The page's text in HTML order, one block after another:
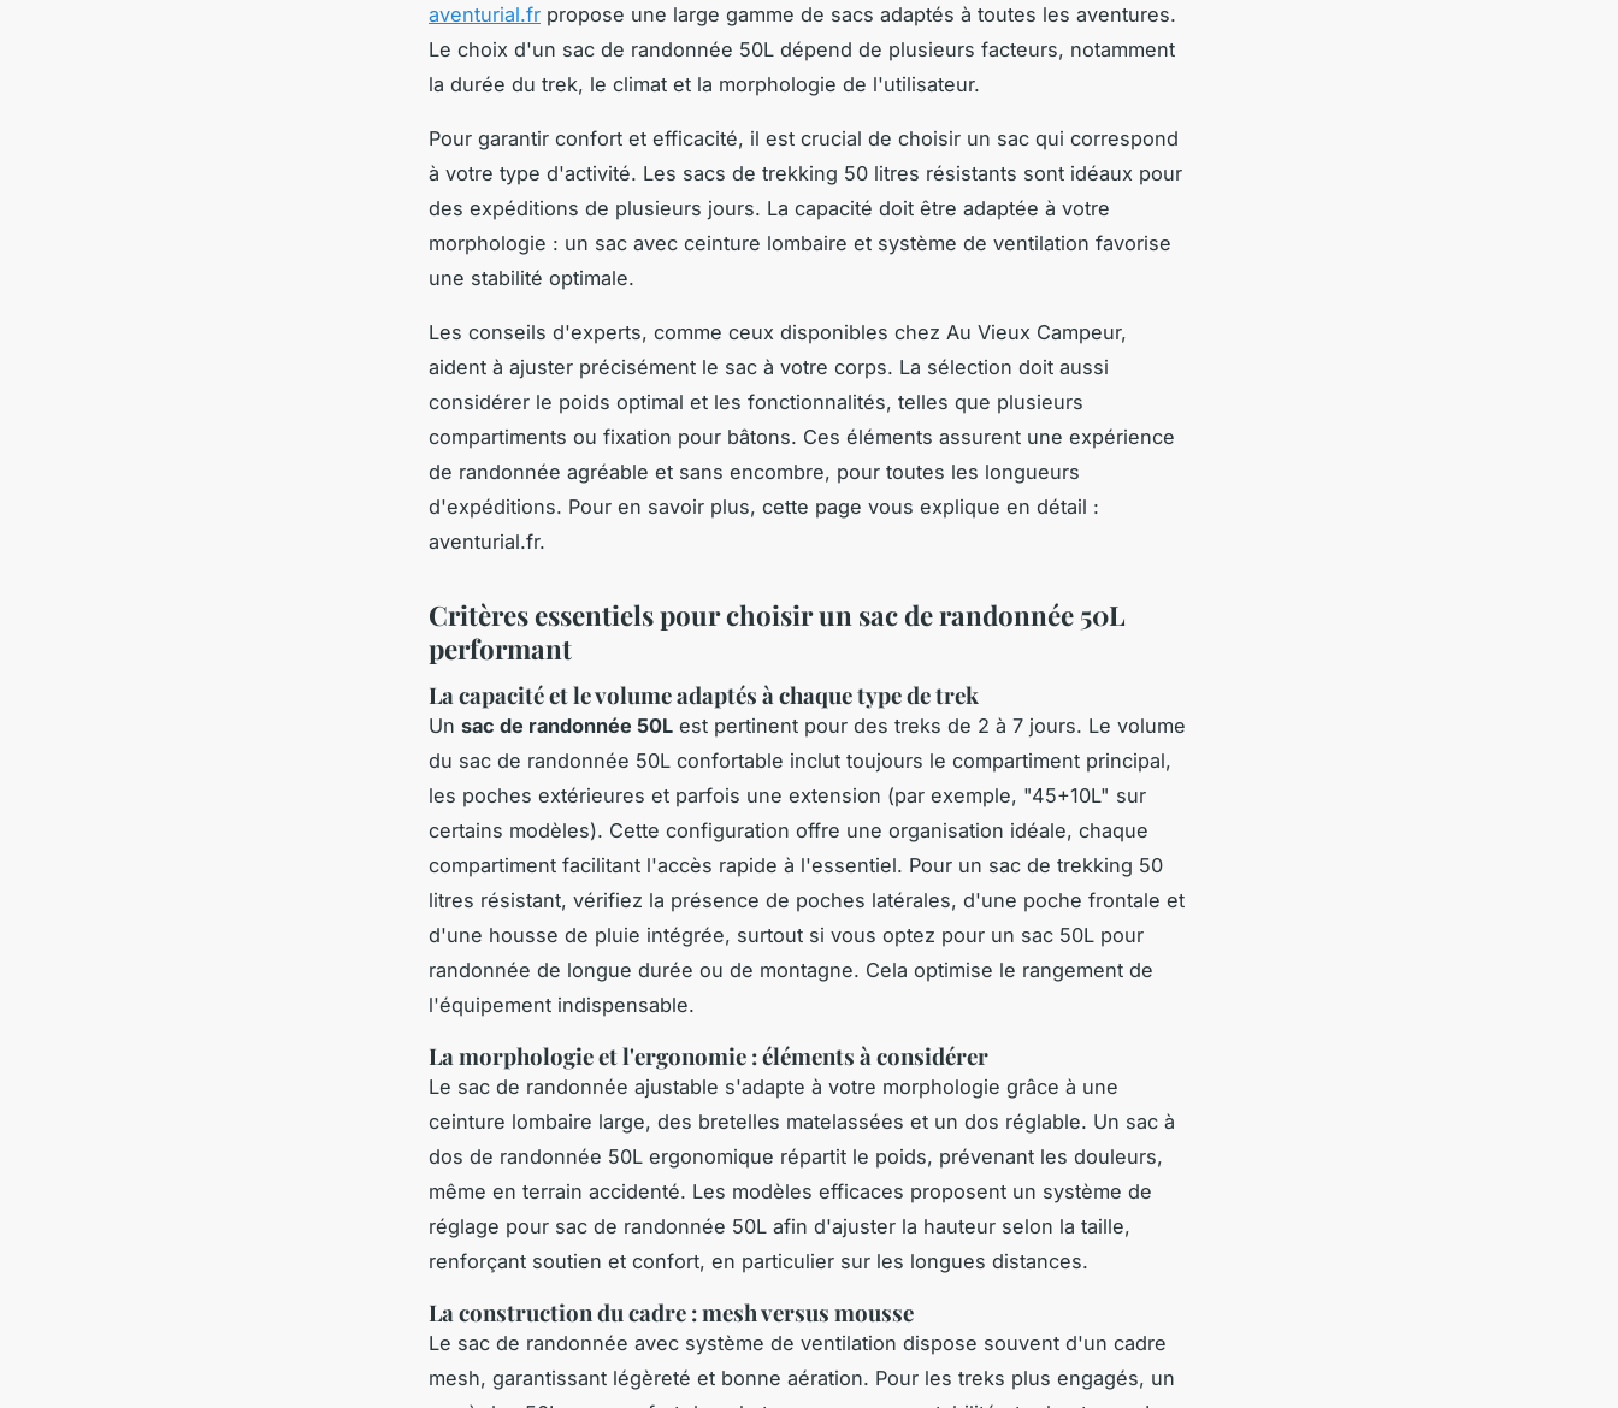
aventurial.fr propose une large gamme de sacs adaptés à toutes les aventures.
Le choix d'un sac de randonnée 50L dépend de plusieurs facteurs, notamment
la durée du trek, le climat et la morphologie de l'utilisateur.
Pour garantir confort et efficacité, il est crucial de choisir un sac qui correspond
à votre type d'activité. Les sacs de trekking 50 litres résistants sont idéaux pour
des expéditions de plusieurs jours. La capacité doit être adaptée à votre
morphologie : un sac avec ceinture lombaire et système de ventilation favorise
une stabilité optimale.
Les conseils d'experts, comme ceux disponibles chez Au Vieux Campeur,
aident à ajuster précisément le sac à votre corps. La sélection doit aussi
considérer le poids optimal et les fonctionnalités, telles que plusieurs
compartiments ou fixation pour bâtons. Ces éléments assurent une expérience
de randonnée agréable et sans encombre, pour toutes les longueurs
d'expéditions. Pour en savoir plus, cette page vous explique en détail :
aventurial.fr.
Critères essentiels pour choisir un sac de randonnée 50L
performant
La capacité et le volume adaptés à chaque type de trek
Un sac de randonnée 50L est pertinent pour des treks de 2 à 7 jours. Le volume
du sac de randonnée 50L confortable inclut toujours le compartiment principal,
les poches extérieures et parfois une extension (par exemple, "45+10L" sur
certains modèles). Cette configuration offre une organisation idéale, chaque
compartiment facilitant l'accès rapide à l'essentiel. Pour un sac de trekking 50
litres résistant, vérifiez la présence de poches latérales, d'une poche frontale et
d'une housse de pluie intégrée, surtout si vous optez pour un sac 50L pour
randonnée de longue durée ou de montagne. Cela optimise le rangement de
l'équipement indispensable.
La morphologie et l'ergonomie : éléments à considérer
Le sac de randonnée ajustable s'adapte à votre morphologie grâce à une
ceinture lombaire large, des bretelles matelassées et un dos réglable. Un sac à
dos de randonnée 50L ergonomique répartit le poids, prévenant les douleurs,
même en terrain accidenté. Les modèles efficaces proposent un système de
réglage pour sac de randonnée 50L afin d'ajuster la hauteur selon la taille,
renforçant soutien et confort, en particulier sur les longues distances.
La construction du cadre : mesh versus mousse
Le sac de randonnée avec système de ventilation dispose souvent d'un cadre
mesh, garantissant légèreté et bonne aération. Pour les treks plus engagés, un